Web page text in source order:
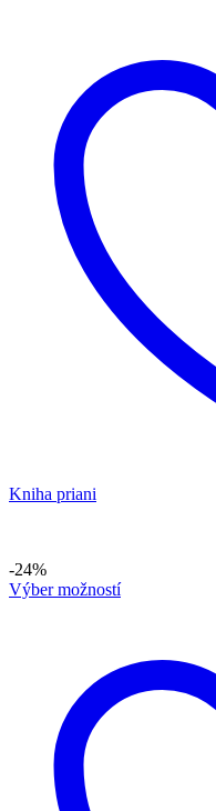
Kniha priani
-24%
Výber možností